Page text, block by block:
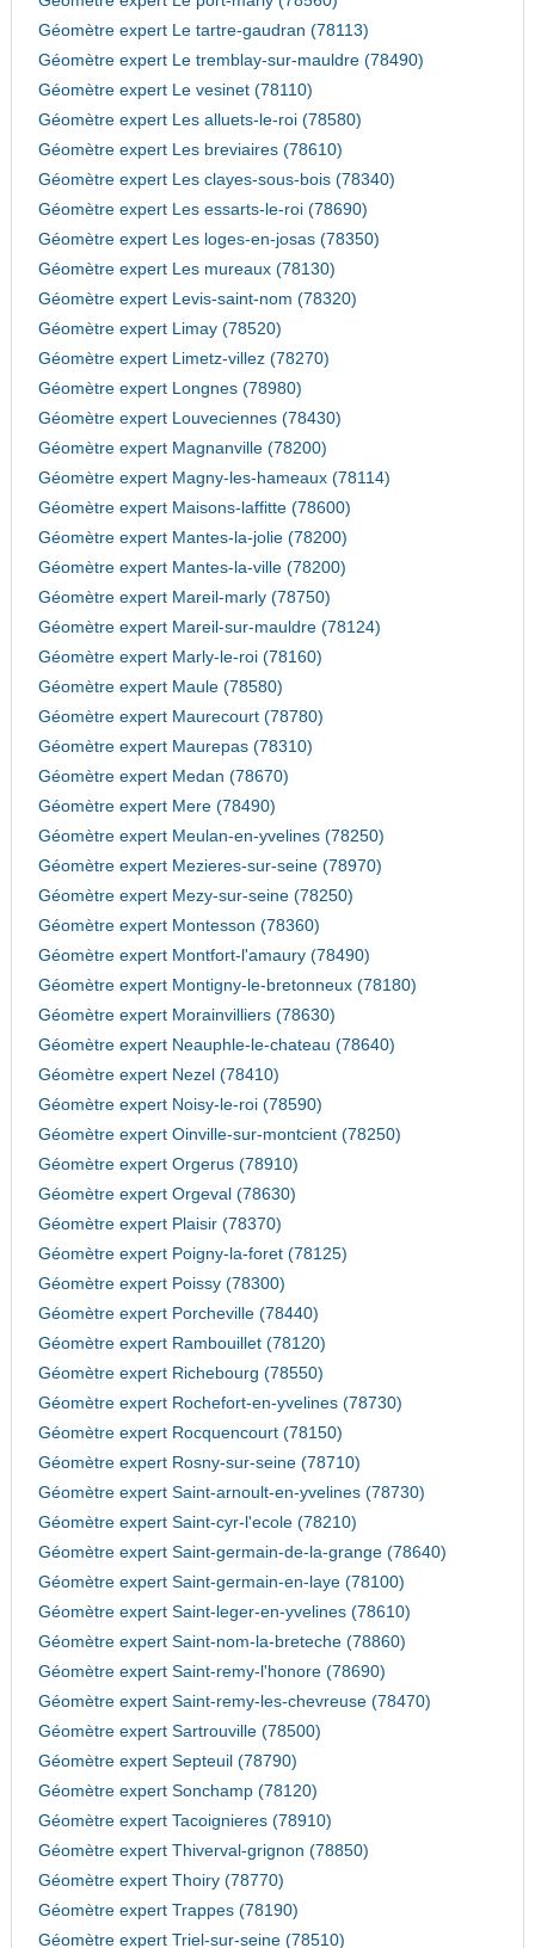
Géomètre expert Le tartre-gaudran (78113)
Géomètre expert Le tremblay-sur-mauldre (78490)
Géomètre expert Le vesinet (78110)
Géomètre expert Les alluets-le-roi (78580)
Géomètre expert Les breviaires (78610)
Géomètre expert Les clayes-sous-bois (78340)
Géomètre expert Les essarts-le-roi (78690)
Géomètre expert Les loges-en-josas (78350)
Géomètre expert Les mureaux (78130)
Géomètre expert Levis-saint-nom (78320)
Géomètre expert Limay (78520)
Géomètre expert Limetz-villez (78270)
Géomètre expert Longnes (78980)
Géomètre expert Louveciennes (78430)
Géomètre expert Magnanville (78200)
Géomètre expert Magny-les-hameaux (78114)
Géomètre expert Maisons-laffitte (78600)
Géomètre expert Mantes-la-jolie (78200)
Géomètre expert Mantes-la-ville (78200)
Géomètre expert Mareil-marly (78750)
Géomètre expert Mareil-sur-mauldre (78124)
Géomètre expert Marly-le-roi (78160)
Géomètre expert Maule (78580)
Géomètre expert Maurecourt (78780)
Géomètre expert Maurepas (78310)
Géomètre expert Medan (78670)
Géomètre expert Mere (78490)
Géomètre expert Meulan-en-yvelines (78250)
Géomètre expert Mezieres-sur-seine (78970)
Géomètre expert Mezy-sur-seine (78250)
Géomètre expert Montesson (78360)
Géomètre expert Montfort-l'amaury (78490)
Géomètre expert Montigny-le-bretonneux (78180)
Géomètre expert Morainvilliers (78630)
Géomètre expert Neauphle-le-chateau (78640)
Géomètre expert Nezel (78410)
Géomètre expert Noisy-le-roi (78590)
Géomètre expert Oinville-sur-montcient (78250)
Géomètre expert Orgerus (78910)
Géomètre expert Orgeval (78630)
Géomètre expert Plaisir (78370)
Géomètre expert Poigny-la-foret (78125)
Géomètre expert Poissy (78300)
Géomètre expert Porcheville (78440)
Géomètre expert Rambouillet (78120)
Géomètre expert Richebourg (78550)
Géomètre expert Rochefort-en-yvelines (78730)
Géomètre expert Rocquencourt (78150)
Géomètre expert Rosny-sur-seine (78710)
Géomètre expert Saint-arnoult-en-yvelines (78730)
Géomètre expert Saint-cyr-l'ecole (78210)
Géomètre expert Saint-germain-de-la-grange (78640)
Géomètre expert Saint-germain-en-laye (78100)
Géomètre expert Saint-leger-en-yvelines (78610)
Géomètre expert Saint-nom-la-breteche (78860)
Géomètre expert Saint-remy-l'honore (78690)
Géomètre expert Saint-remy-les-chevreuse (78470)
Géomètre expert Sartrouville (78500)
Géomètre expert Septeuil (78790)
Géomètre expert Sonchamp (78120)
Géomètre expert Tacoignieres (78910)
Géomètre expert Thiverval-grignon (78850)
Géomètre expert Thoiry (78770)
Géomètre expert Trappes (78190)
Géomètre expert Triel-sur-seine (78510)